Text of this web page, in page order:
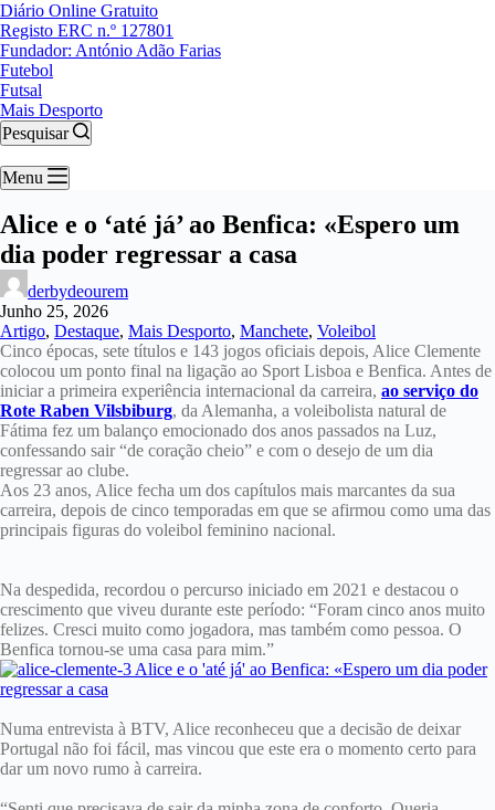
Diário Online Gratuito
Registo ERC n.º 127801
Fundador: António Adão Farias
Futebol
Futsal
Mais Desporto
Pesquisar
Menu
Alice e o ‘até já’ ao Benfica: «Espero um
dia poder regressar a casa
derbydeourem
Junho 25, 2026
Artigo, Destaque, Mais Desporto, Manchete, Voleibol
Cinco épocas, sete títulos e 143 jogos oficiais depois, Alice Clemente
colocou um ponto final na ligação ao Sport Lisboa e Benfica. Antes de
iniciar a primeira experiência internacional da carreira, ao serviço do
Rote Raben Vilsbiburg, da Alemanha, a voleibolista natural de
Fátima fez um balanço emocionado dos anos passados na Luz,
confessando sair “de coração cheio” e com o desejo de um dia
regressar ao clube.
Aos 23 anos, Alice fecha um dos capítulos mais marcantes da sua
carreira, depois de cinco temporadas em que se afirmou como uma das
principais figuras do voleibol feminino nacional.
Na despedida, recordou o percurso iniciado em 2021 e destacou o
crescimento que viveu durante este período: “Foram cinco anos muito
felizes. Cresci muito como jogadora, mas também como pessoa. O
Benfica tornou-se uma casa para mim.”
Numa entrevista à BTV, Alice reconheceu que a decisão de deixar
Portugal não foi fácil, mas vincou que este era o momento certo para
dar um novo rumo à carreira.